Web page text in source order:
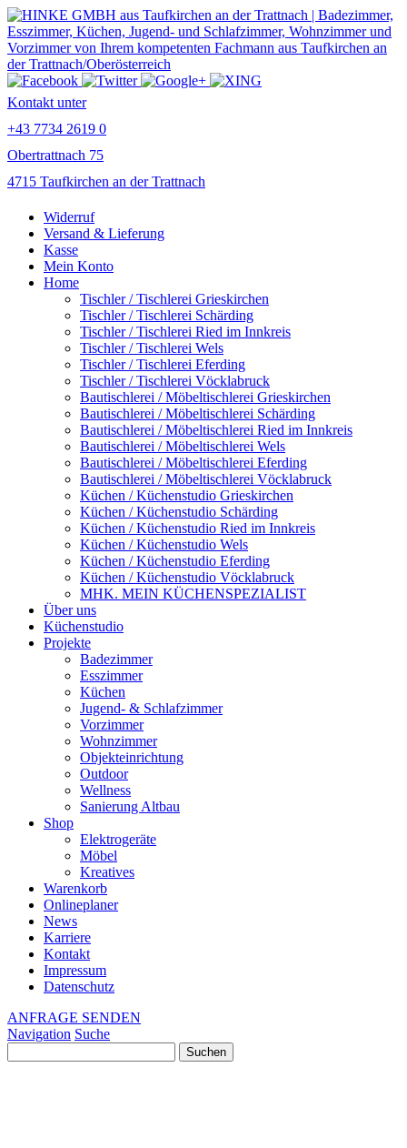
Kontakt unter
+43 7734 2619 0
Obertrattnach 75
4715 Taufkirchen an der Trattnach
Widerruf
Versand & Lieferung
Kasse
Mein Konto
Home
Tischler / Tischlerei Grieskirchen
Tischler / Tischlerei Schärding
Tischler / Tischlerei Ried im Innkreis
Tischler / Tischlerei Wels
Tischler / Tischlerei Eferding
Tischler / Tischlerei Vöcklabruck
Bautischlerei / Möbeltischlerei Grieskirchen
Bautischlerei / Möbeltischlerei Schärding
Bautischlerei / Möbeltischlerei Ried im Innkreis
Bautischlerei / Möbeltischlerei Wels
Bautischlerei / Möbeltischlerei Eferding
Bautischlerei / Möbeltischlerei Vöcklabruck
Küchen / Küchenstudio Grieskirchen
Küchen / Küchenstudio Schärding
Küchen / Küchenstudio Ried im Innkreis
Küchen / Küchenstudio Wels
Küchen / Küchenstudio Eferding
Küchen / Küchenstudio Vöcklabruck
MHK. MEIN KÜCHENSPEZIALIST
Über uns
Küchenstudio
Projekte
Badezimmer
Esszimmer
Küchen
Jugend- & Schlafzimmer
Vorzimmer
Wohnzimmer
Objekteinrichtung
Outdoor
Wellness
Sanierung Altbau
Shop
Elektrogeräte
Möbel
Kreatives
Warenkorb
Onlineplaner
News
Karriere
Kontakt
Impressum
Datenschutz
ANFRAGE SENDEN
Navigation Suche
nach: